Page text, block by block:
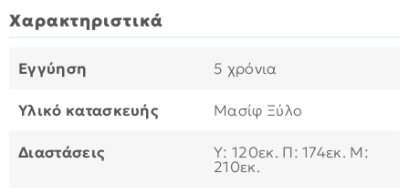
Χαρακτηριστικά
Εγγύηση 5 χρόνια
Υλικό κατασκευής Μασίφ Ξύλο
Διαστάσεις Υ: 120εκ. Π: 174εκ. Μ:
210εκ.